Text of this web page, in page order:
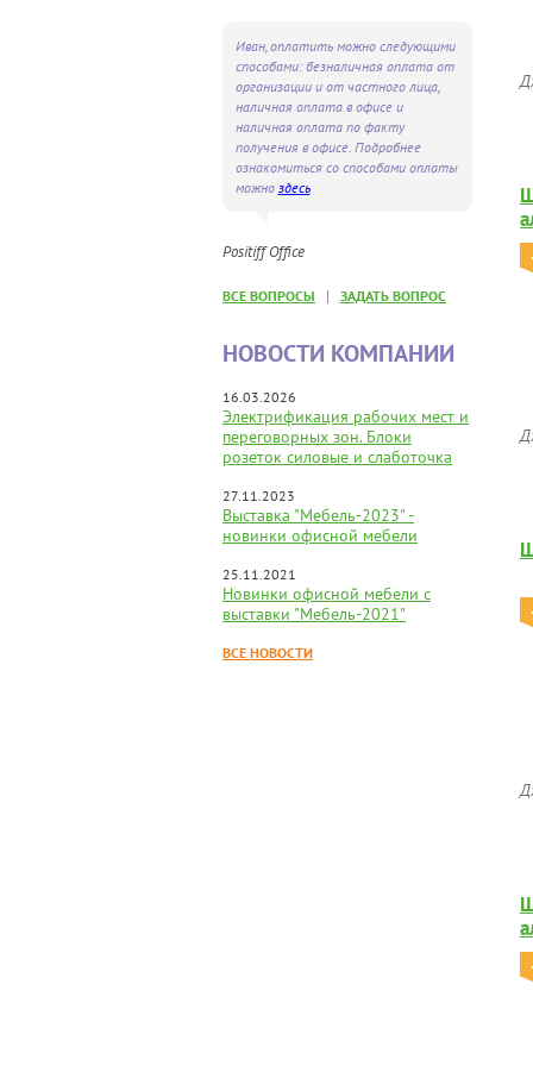
Иван, оплатить можно следующими
способами: безналичная оплата от
организации и от частного лица,
наличная оплата в офисе и
наличная оплата по факту
получения в офисе. Подробнее
ознакомиться со способами оплаты
можно здесь
Positiff Office
ВСЕ ВОПРОСЫ | ЗАДАТЬ ВОПРОС
НОВОСТИ КОМПАНИИ
16.03.2026
Электрификация рабочих мест и
переговорных зон. Блоки
розеток силовые и слаботочка
27.11.2023
Выставка "Мебель-2023" -
новинки офисной мебели
25.11.2021
Новинки офисной мебели с
выставки "Мебель-2021"
ВСЕ НОВОСТИ